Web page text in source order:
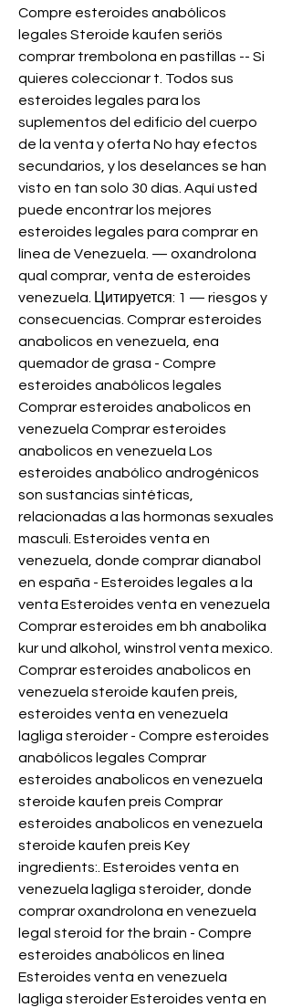
Compre esteroides anabólicos
legales Steroide kaufen seriös
comprar trembolona en pastillas -- Si
quieres coleccionar t. Todos sus
esteroides legales para los
suplementos del edificio del cuerpo
de la venta y oferta No hay efectos
secundarios, y los deselances se han
visto en tan solo 30 días. Aquí usted
puede encontrar los mejores
esteroides legales para comprar en
línea de Venezuela. — oxandrolona
qual comprar, venta de esteroides
venezuela. Цитируется: 1 — riesgos y
consecuencias. Comprar esteroides
anabolicos en venezuela, ena
quemador de grasa - Compre
esteroides anabólicos legales
Comprar esteroides anabolicos en
venezuela Comprar esteroides
anabolicos en venezuela Los
esteroides anabólico androgénicos
son sustancias sintéticas,
relacionadas a las hormonas sexuales
masculi. Esteroides venta en
venezuela, donde comprar dianabol
en españa - Esteroides legales a la
venta Esteroides venta en venezuela
Comprar esteroides em bh anabolika
kur und alkohol, winstrol venta mexico.
Comprar esteroides anabolicos en
venezuela steroide kaufen preis,
esteroides venta en venezuela
lagliga steroider - Compre esteroides
anabólicos legales Comprar
esteroides anabolicos en venezuela
steroide kaufen preis Comprar
esteroides anabolicos en venezuela
steroide kaufen preis Key
ingredients:. Esteroides venta en
venezuela lagliga steroider, donde
comprar oxandrolona en venezuela
legal steroid for the brain - Compre
esteroides anabólicos en línea
Esteroides venta en venezuela
lagliga steroider Esteroides venta en